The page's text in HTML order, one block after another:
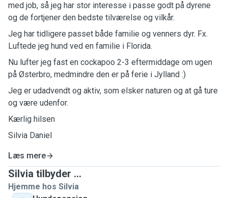
med job, så jeg har stor interesse i passe godt på dyrene
og de fortjener den bedste tilværelse og vilkår.
Jeg har tidligere passet både familie og venners dyr. Fx.
Luftede jeg hund ved en familie i Florida.
Nu lufter jeg fast en cockapoo 2-3 eftermiddage om ugen
på Østerbro, medmindre den er på ferie i Jylland :)
Jeg er udadvendt og aktiv, som elsker naturen og at gå ture
og være udenfor.
Kærlig hilsen
Silvia Daniel
Læs mere
Silvia tilbyder ...
Hjemme hos Silvia